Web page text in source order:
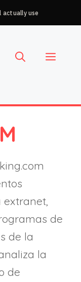
actually use
Menú
de
de la
la
de